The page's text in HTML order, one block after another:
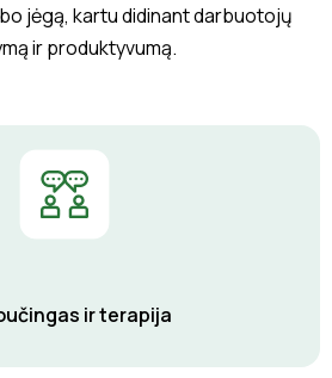
jėgą, kartu didinant darbuotojų
ir produktyvumą.
ir terapija